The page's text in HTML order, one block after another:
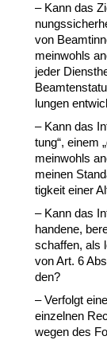
– Kann das
von
mein­wohls
je­der
lun­gen
– Kann das
tung“, ei­nem
mein­wohls
mei­nen
tig­keit ei­ner
– Kann das
han­de­ne,
schaf­fen, als
von Art. 6
den?
– Ver­folgt
ein­zel­nen
we­gen des